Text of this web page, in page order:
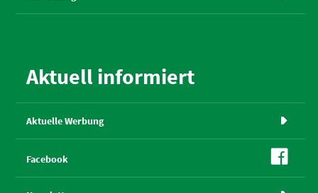
Aktuell informiert
Aktuelle Werbung 
Facebook 